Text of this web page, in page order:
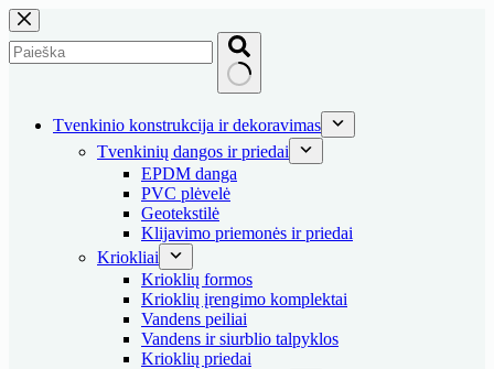
Skip
to
content
results Tvenkinio konstrukcija ir dekoravimas
Tvenkinių dangos ir priedai
EPDM danga
PVC plėvelė
Geotekstilė
Klijavimo priemonės ir priedai
Kriokliai
Krioklių formos
Krioklių įrengimo komplektai
Vandens peiliai
Vandens ir siurblio talpyklos
Krioklių priedai